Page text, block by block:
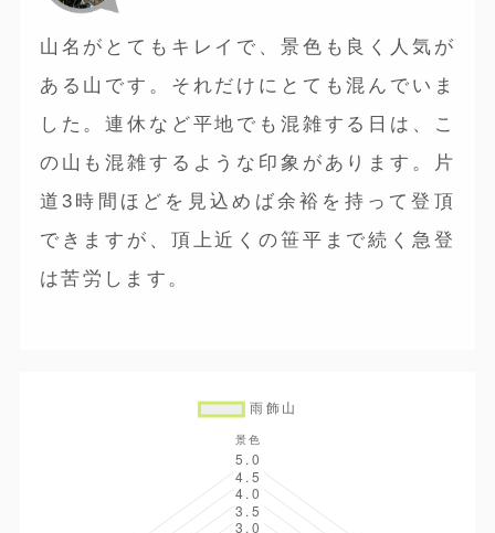
山名がとてもキレイで、景色も良く人気が
ある山です。それだけにとても混んでいま
した。連休など平地でも混雑する日は、こ
の山も混雑するような印象があります。片
道3時間ほどを見込めば余裕を持って登頂
できますが、頂上近くの笹平まで続く急登
は苦労します。